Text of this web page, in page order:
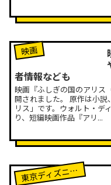
映画
者情報なども
映画『ふしぎの国のアリス
開されました。 原作は小
リス」です。ウォルト・デ
り、短編映画作品『アリ...
東京ディズニーランド